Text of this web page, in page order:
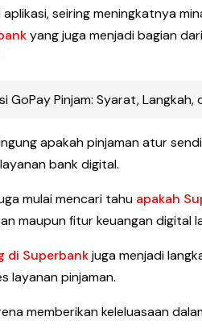
seiring meningkatnya
yang juga menjadi bagian
GoPay Pinjam: Syarat, Langkah,
apakah pinjaman atur
bank digital.
mulai mencari tahu apakah
maupun fitur keuangan digital
di Superbankjuga menjadi
layanan pinjaman.
memberikan keleluasaan